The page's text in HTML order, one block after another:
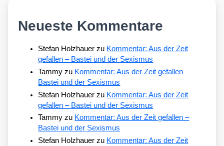
Neueste Kommentare
Stefan Holzhauer zu Kommentar: Aus der Zeit
gefallen – Bastei und der Sexismus
Tammy zu Kommentar: Aus der Zeit gefallen –
Bastei und der Sexismus
Stefan Holzhauer zu Kommentar: Aus der Zeit
gefallen – Bastei und der Sexismus
Tammy zu Kommentar: Aus der Zeit gefallen –
Bastei und der Sexismus
Stefan Holzhauer zu Kommentar: Aus der Zeit